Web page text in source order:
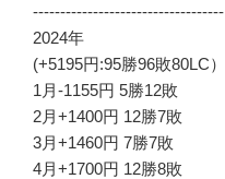
-----------------------------------
2024年
(+5195円:95勝96敗80LC）
1月-1155円 5勝12敗
2月+1400円 12勝7敗
3月+1460円 7勝7敗
4月+1700円 12勝8敗